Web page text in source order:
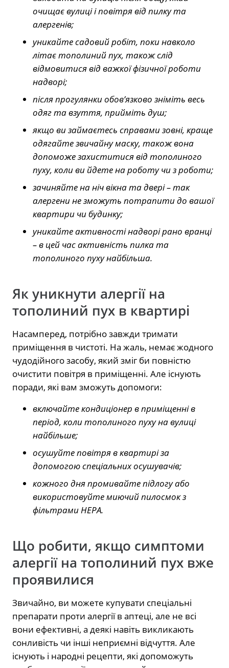
очищає вулиці і повітря від пилку та
алергенів;
уникайте садовий робіт, поки навколо
літає тополиний пух, також слід
відмовитися від важкої фізичної роботи
надворі;
після прогулянки обов’язково зніміть весь
одяг та взуття, прийміть душ;
якщо ви займаєтесь справами зовні, краще
одягайте звичайну маску, також вона
допоможе захиститися від тополиного
пуху, коли ви йдете на роботу чи з роботи;
зачиняйте на ніч вікна та двері – так
алергени не зможуть потрапити до вашої
квартири чи будинку;
уникайте активності надворі рано вранці
– в цей час активність пилка та
тополиного пуху найбільша.
Як уникнути алергії на
тополиний пух в квартирі
Насамперед, потрібно завжди тримати
приміщення в чистоті. На жаль, немає жодного
чудодійного засобу, який зміг би повністю
очистити повітря в приміщенні. Але існують
поради, які вам зможуть допомоги:
включайте кондиціонер в приміщенні в
період, коли тополиного пуху на вулиці
найбільше;
осушуйте повітря в квартирі за
допомогою спеціальних осушувачів;
кожного дня промивайте підлогу або
використовуйте миючий пилосмок з
фільтрами HEPA.
Що робити, якщо симптоми
алергії на тополиний пух вже
проявилися
Звичайно, ви можете купувати спеціальні
препарати проти алергії в аптеці, але не всі
вони ефективні, а деякі навіть викликають
сонливість чи інші неприємні відчуття. Але
існують і народні рецепти, які допоможуть